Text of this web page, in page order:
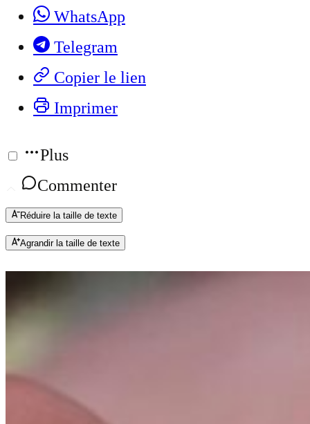
WhatsApp
Telegram
Copier le lien
Imprimer
Plus
Commenter
Réduire la taille de texte
Agrandir la taille de texte